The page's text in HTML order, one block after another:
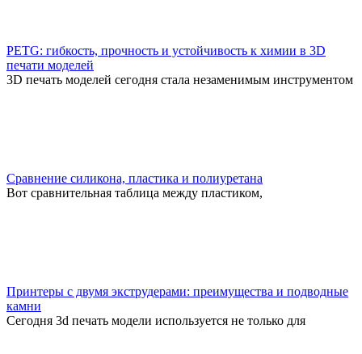
PETG: гибкость, прочность и устойчивость к химии в 3D
печати моделей
3D печать моделей сегодня стала незаменимым инструментом
Сравнение силикона, пластика и полиуретана
Вот сравнительная таблица между пластиком,
Принтеры с двумя экструдерами: преимущества и подводные
камни
Сегодня 3d печать модели используется не только для